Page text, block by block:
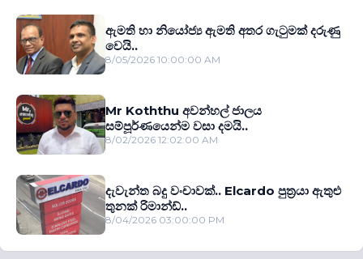
ඇමති හා නියෝජ්‍ය ඇමති අතර ගැටුමක් දරුණු
වෙයි..
8/05/2026 10:00:00 AM
Mr Koththu අවන්හල් ජාලය
සම්පූර්ණයෙන්ම වසා දමයි..
8/02/2026 12:02:00 AM
දැවැන්ත බදු වංචාවක්.. Elcardo පුත‍්‍රයා ඇතුළු
තුනක් රිමාන්ඩ්..
8/04/2026 03:00:00 PM